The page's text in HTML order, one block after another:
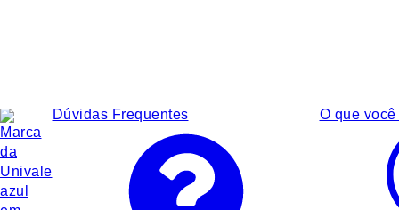
Dúvidas Frequentes O que